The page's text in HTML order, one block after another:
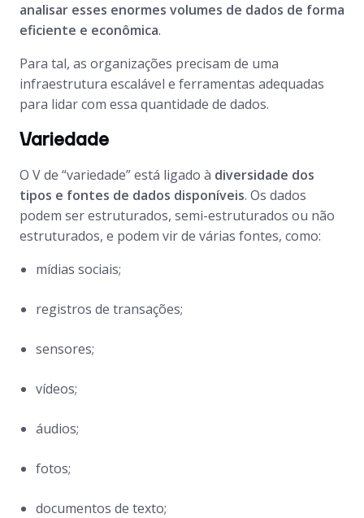
analisar esses enormes volumes de dados de forma
eficiente e econômica.
Para tal, as organizações precisam de uma
infraestrutura escalável e ferramentas adequadas
para lidar com essa quantidade de dados.
Variedade
O V de “variedade” está ligado à diversidade dos
tipos e fontes de dados disponíveis. Os dados
podem ser estruturados, semi-estruturados ou não
estruturados, e podem vir de várias fontes, como:
mídias sociais;
registros de transações;
sensores;
vídeos;
áudios;
fotos;
documentos de texto;